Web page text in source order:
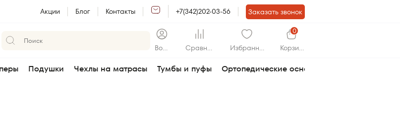
Акции Блог Контакты +7(342)202-03-56 Заказать звонок
Войт
Сравнит
Избранно
Корзин
0
Подушки Чехлы на матрасы Тумбы и пуфы Ортопедические основания